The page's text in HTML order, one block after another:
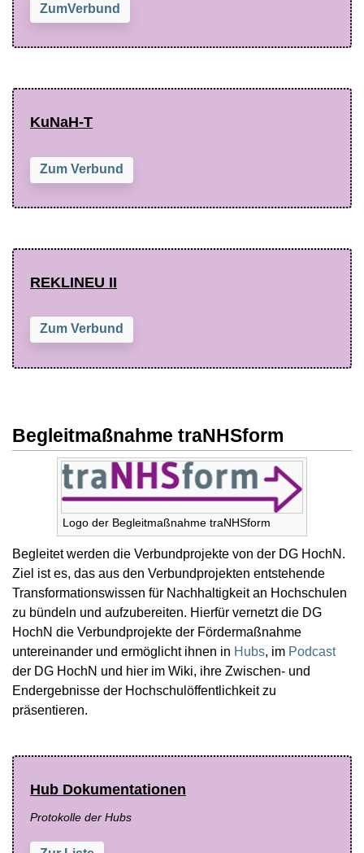
ZumVerbund
KuNaH-T
Zum Verbund
REKLINEU II
Zum Verbund
Begleitmaßnahme traNHSform
Logo der Begleitmaßnahme traNHSform
Begleitet werden die Verbundprojekte von der DG HochN.
Ziel ist es, das aus den Verbundprojekten entstehende
Transformationswissen für Nachhaltigkeit an Hochschulen
zu bündeln und aufzubereiten. Hierfür vernetzt die DG
HochN die Verbundprojekte der Fördermaßnahme
untereinander und ermöglicht ihnen in Hubs, im Podcast
der DG HochN und hier im Wiki, ihre Zwischen- und
Endergebnisse der Hochschulöffentlichkeit zu
präsentieren.
Hub Dokumentationen
Protokolle der Hubs